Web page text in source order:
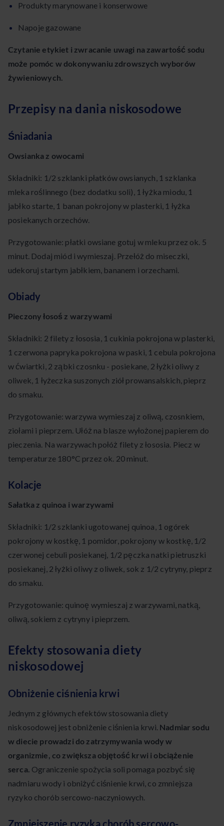
Produkty marynowane i konserwowe
Napoje gazowane
Czytanie etykiet i zwracanie uwagi na zawartość sodu
może pomóc w dokonywaniu zdrowszych wyborów
żywieniowych.
Przepisy na dania niskosodowe
Śniadania
Owsianka z owocami
Składniki: 1/2 szklanki płatków owsianych, 1 szklanka
mleka roślinnego (bez dodatku soli), 1 łyżka miodu, 1
jabłko starte, 1 banan pokrojony w plasterki, 1 łyżka
posiekanych orzechów.
Przygotowanie: płatki owsiane gotuj w mleku przez ok. 5
minut. Dodaj miód i wymieszaj. Przełóż do miseczki,
udekoruj startym jabłkiem, bananem i orzechami.
Obiady
Pieczony łosoś z warzywami
Składniki: 2 filety z łososia, 1 cukinia pokrojona w plasterki,
1 czerwona papryka pokrojona w paski, 1 cebula pokrojona
w ćwiartki, 2 ząbki czosnku - posiekane, 2 łyżki oliwy z
oliwek, 1 łyżeczka suszonych ziół prowansalskich, pieprz
do smaku.
Przygotowanie: warzywa wymieszaj z oliwą, czosnkiem,
ziołami i pieprzem. Ułóż na blasze wyłożonej papierem do
pieczenia. Na warzywach połóż filety z łososia. Piecz w
temperaturze 180°C przez ok. 20 minut.
Kolacje
Sałatka z quinoa i warzywami
Składniki: 1/2 szklanki ugotowanej quinoa, 1 ogórek
pokrojony w kostkę, 1 pomidor, pokrojony w kostkę, 1/2
czerwonej cebuli posiekanej, 1/2 pęczka natki pietruszki
posiekanej, 2 łyżki oliwy z oliwek, sok z 1/2 cytryny, pieprz
do smaku.
Przygotowanie: quinoę wymieszaj z warzywami, natką,
oliwą, sokiem z cytryny i pieprzem.
Efekty stosowania diety
niskosodowej
Obniżenie ciśnienia krwi
Jednym z głównych efektów stosowania diety
niskosodowej jest obniżenie ciśnienia krwi. Nadmiar sodu
w diecie prowadzi do zatrzymywania wody w
organizmie, co zwiększa objętość krwi i obciążenie
serca. Ograniczenie spożycia soli pomaga pozbyć się
nadmiaru wody i obniżyć ciśnienie krwi, co zmniejsza
ryzyko chorób sercowo-naczyniowych.
Zmniejszenie ryzyka chorób sercowo-